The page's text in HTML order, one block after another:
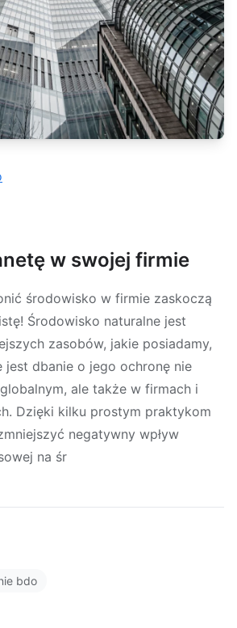
w swojej firmie
środowisko w firmie zaskoczą
Środowisko naturalne jest
zasobów, jakie posiadamy,
jest dbanie o jego ochronę nie
ale także w firmach i
Dzięki kilku prostym praktykom
negatywny wpływ
na śr
bdo